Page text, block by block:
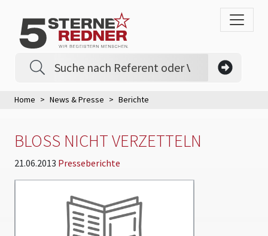
Home News & Presse Berichte
BLOSS NICHT VERZETTELN
21.06.2013 Presseberichte